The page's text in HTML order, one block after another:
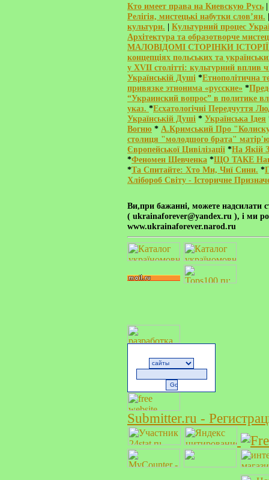
Кто имеет права на Киевскую Русь
Релігія, мистецькі набутки слов’ян.
культури. | Культурний процес
Архітектура та образотворче
МАЛОВІДОМІ СТОРІНКИ
концепціях польських та
у XVII столітті: культурний вплив
Українській Душі *Етнополітична
привязке этнонима «русские» *
“Украинский вопрос” в политике
указ. *Есхатологічні Передчуття
Українській Душі * Українська Ідея
Вогню * А.Кримський Про
столиця "молодшого брата" матір'ю
Європейської Цивілізації *На Якій
*Феномен Шевченка *ЩО ТАКЕ
*Та Спитайте: Хто Ми, Чиї Сини. *
Хлібороб Світу - Історичне
Ви,при бажанні, можете надсилати
( ukrainaforever@yandex.ru ), і ми
www.ukrainaforever.narod.ru
Submitter.ru -